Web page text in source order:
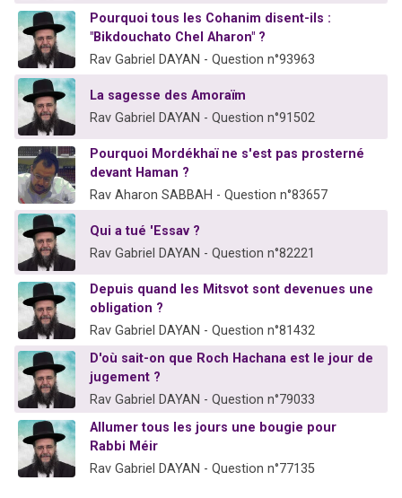
Pourquoi tous les Cohanim disent-ils :
"Bikdouchato Chel Aharon" ?
Rav Gabriel DAYAN - Question n°93963
La sagesse des Amoraïm
Rav Gabriel DAYAN - Question n°91502
Pourquoi Mordékhaï ne s'est pas prosterné
devant Haman ?
Rav Aharon SABBAH - Question n°83657
Qui a tué 'Essav ?
Rav Gabriel DAYAN - Question n°82221
Depuis quand les Mitsvot sont devenues une
obligation ?
Rav Gabriel DAYAN - Question n°81432
D'où sait-on que Roch Hachana est le jour de
jugement ?
Rav Gabriel DAYAN - Question n°79033
Allumer tous les jours une bougie pour
Rabbi Méir
Rav Gabriel DAYAN - Question n°77135